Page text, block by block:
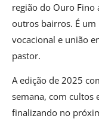
região do Ouro Fino
outros bairros. É
vocacional e união
pastor.
A edição de 2025
semana, com cultos
finalizando no